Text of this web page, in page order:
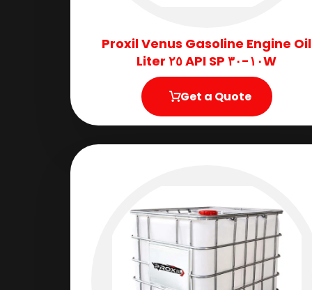
Proxil Venus Gasoline Engine Oil
١٠W-٣٠ API SP ٢٥ Liter
Get a Quote